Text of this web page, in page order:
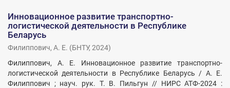
Инновационное развитие транспортно-
логистической деятельности в Республике
Беларусь
Филиппович, А. Е. (БНТУ, 2024)
Филиппович, А. Е. Инновационное развитие транспортно-
логистической деятельности в Республике Беларусь / А. Е.
Филиппович ; науч. рук. Т. В. Пильгун // НИРС АТФ-2024 :